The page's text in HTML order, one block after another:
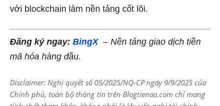
với blockchain làm nền tảng cốt lõi.
Đăng ký ngay: BingX– Nền tảng giao dịch tiền
mã hóa hàng đầu.
Disclaimer: Nghị quyết số 05/2025/NQ-CP ngày 9/9/2025 của
Chính phủ, toàn bộ thông tin trên Blogtienao.com chỉ mang